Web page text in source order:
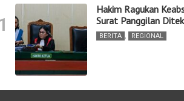
Hakim Ragukan
Surat Panggilan
BERITA REGIONAL